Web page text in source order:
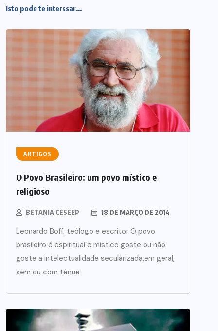
Isto pode te interssar...
ARTIGOS
O Povo Brasileiro: um povo místico e
religioso
BETANIA CESEEP 18 DE MARÇO DE 2014
Leonardo Boff, teólogo e escritor O povo
brasileiro é espiritual e místico goste ou não
goste a intelectualidade secularizada,em geral,
sem ou com tênue